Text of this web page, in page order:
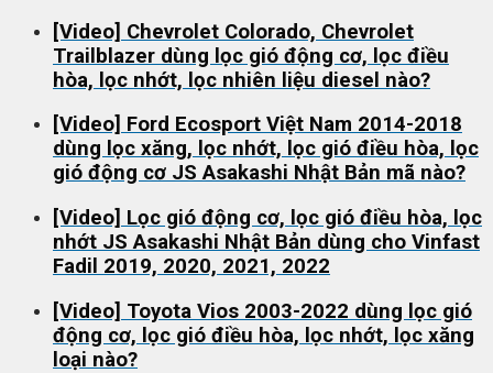
[Video] Chevrolet Colorado, Chevrolet
Trailblazer dùng lọc gió động cơ, lọc điều
hòa, lọc nhớt, lọc nhiên liệu diesel nào?
[Video] Ford Ecosport Việt Nam 2014-2018
dùng lọc xăng, lọc nhớt, lọc gió điều hòa, lọc
gió động cơ JS Asakashi Nhật Bản mã nào?
[Video] Lọc gió động cơ, lọc gió điều hòa, lọc
nhớt JS Asakashi Nhật Bản dùng cho Vinfast
Fadil 2019, 2020, 2021, 2022
[Video] Toyota Vios 2003-2022 dùng lọc gió
động cơ, lọc gió điều hòa, lọc nhớt, lọc xăng
loại nào?